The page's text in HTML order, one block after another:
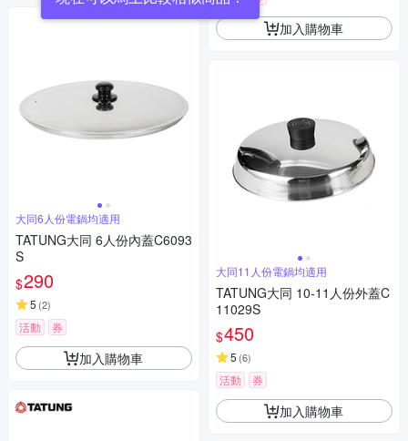
大同6人份電鍋均適用
TATUNG大同 6人份內蓋C6093
S
$290
5 (2)
活動 券
加入購物車
加入購物車
大同11人份電鍋均適用
TATUNG大同 10-11人份外蓋C
11029S
$450
5 (6)
活動 券
加入購物車